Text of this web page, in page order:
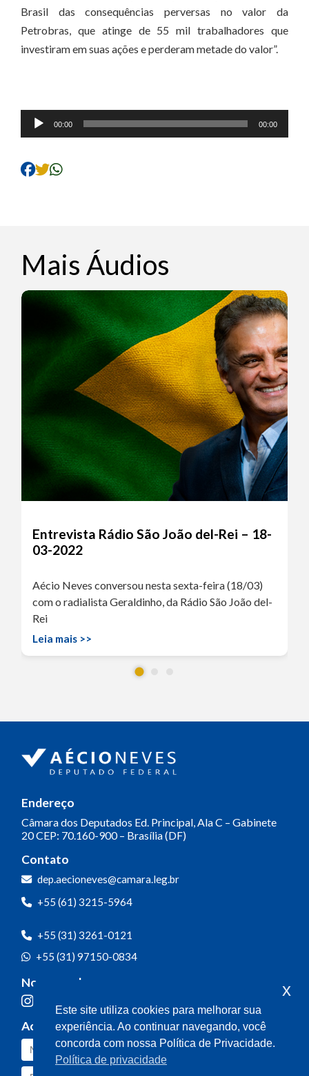
Brasil das consequências perversas no valor da
Petrobras, que atinge de 55 mil trabalhadores que
investiram em suas ações e perderam metade do valor”.
Tocador
de
00:00 00:00
Mais Áudios
Entrevista Rádio São João del-Rei – 18-
03-2022
Aécio Neves conversou nesta sexta-feira (18/03)
com o radialista Geraldinho, da Rádio São João del-
Rei
Leia mais >>
Endereço
Câmara dos Deputados Ed. Principal, Ala C – Gabinete
20CEP: 70.160-900 – Brasília (DF)
Contato
dep.aecioneves@camara.leg.br
+55 (61) 3215-5964
+55 (31) 3261-0121
+55 (31) 97150-0834
Nossas redes
Acompanhe o meu mandato
Este site utiliza cookies para melhorar sua
experiência. Ao continuar navegando, você
concorda com nossa Política de Privacidade.
Política de privacidade
x